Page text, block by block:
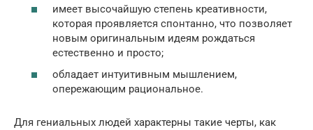
имеет высочайшую степень креативности,
которая проявляется спонтанно, что позволяет
новым оригинальным идеям рождаться
естественно и просто;
обладает интуитивным мышлением,
опережающим рациональное.
Для гениальных людей характерны такие черты, как